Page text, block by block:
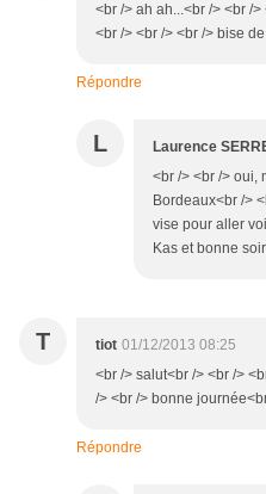
<br /> ah ah...<br /> <br /
<br /> <br /> <br /> bise
Répondre
L Laurence
<br /> <br /> oui,
Bordeaux<br />
vise pour aller
Kas et bonne
T tiot 01/12/2013 08:25
<br /> salut<br /> <br />
/> <br /> bonne
Répondre